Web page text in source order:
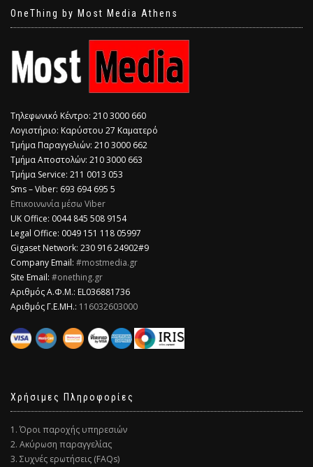
OneThing by Most Media Athens
Τηλεφωνικό Κέντρο: 210 3000 660
Λογιστήριο: Καρύστου 27 Καματερό
Τμήμα Παραγγελιών: 210 3000 662
Τμήμα Αποστολών: 210 3000 663
Τμήμα Service: 211 0013 053
Sms – Viber: 693 694 695 5
Επικοινωνία μέσω Viber
​UK Office: 0044 845 508 9154
Legal Office: 0049 151 118 05997
Gigaset Network: 230 916 24902#9
Company Email: #mostmedia.gr
Site Email: #onething.gr
Αριθμός Α.Φ.Μ.: EL036881736
Αριθμός Γ.Ε.ΜΗ.: 116032603000
Χρήσιμες Πληροφορίες
1. Όροι παροχής υπηρεσιών
2. Ακύρωση παραγγελίας
3. Συχνές ερωτήσεις (FAQs)